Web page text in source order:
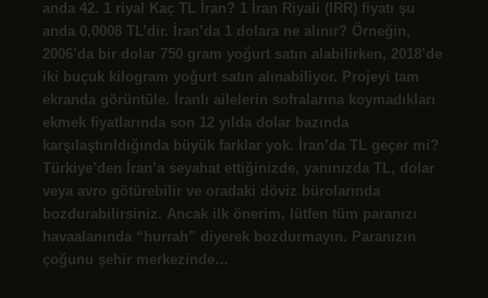
anda 42. 1 riyal Kaç TL İran? 1 İran Riyali (IRR) fiyatı şu
anda 0,0008 TL’dir. İran’da 1 dolara ne alınır? Örneğin,
2006’da bir dolar 750 gram yoğurt satın alabilirken, 2018’de
iki buçuk kilogram yoğurt satın alınabiliyor. Projeyi tam
ekranda görüntüle. İranlı ailelerin sofralarına koymadıkları
ekmek fiyatlarında son 12 yılda dolar bazında
karşılaştırıldığında büyük farklar yok. İran’da TL geçer mi?
Türkiye’den İran’a seyahat ettiğinizde, yanınızda TL, dolar
veya avro götürebilir ve oradaki döviz bürolarında
bozdurabilirsiniz. Ancak ilk önerim, lütfen tüm paranızı
havaalanında “hurrah” diyerek bozdurmayın. Paranızın
çoğunu şehir merkezinde…